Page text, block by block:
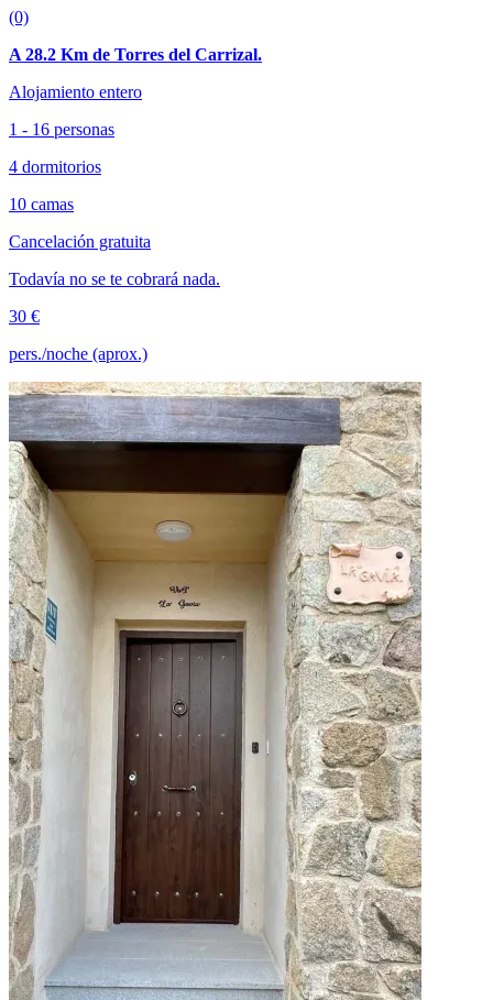
(0)
A 28.2 Km de Torres del Carrizal.
Alojamiento entero
1 - 16 personas
4 dormitorios
10 camas
Cancelación gratuita
Todavía no se te cobrará nada.
30 €
pers./noche (aprox.)